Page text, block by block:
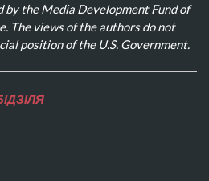
by the Media Development Fund of
The views of the authors do not
position of the U.S. Government.